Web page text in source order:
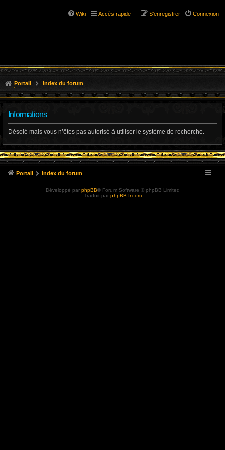
Wiki Accès rapide Connexion
S’enregistrer
Portail Index du forum
Informations
Désolé mais vous n’êtes pas autorisé à utiliser le système de recherche.
Portail Index du forum
Développé par phpBB® Forum Software © phpBB Limited
Traduit par phpBB-fr.com